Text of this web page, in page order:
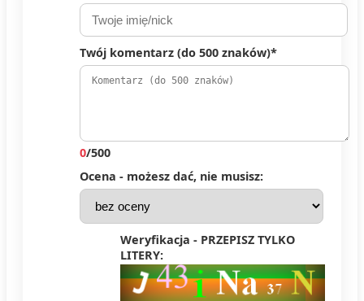
Twój komentarz (do 500 znaków)*
0/500
Ocena - możesz dać, nie musisz:
Weryfikacja - PRZEPISZ TYLKO
LITERY: